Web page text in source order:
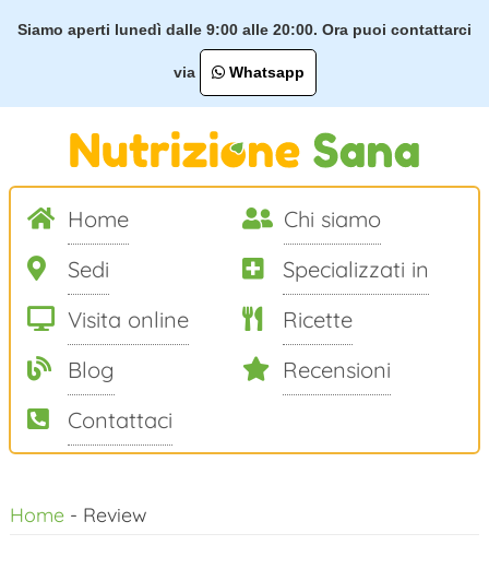
Siamo aperti lunedì dalle 9:00 alle 20:00. Ora puoi contattarci
via Whatsapp
Home
Chi siamo
Sedi
Specializzati in
Visita online
Ricette
Blog
Recensioni
Contattaci
alHome- Review